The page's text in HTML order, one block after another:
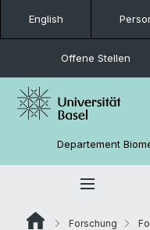
English
Offene Stellen
Departement
Forschung